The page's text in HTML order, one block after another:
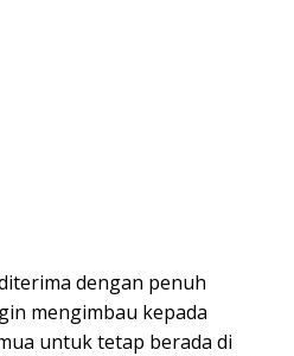
dengan penuh
mengimbau kepada
untuk tetap berada di